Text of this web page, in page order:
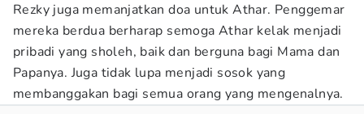
Rezky juga memanjatkan doa untuk Athar. Penggemar
mereka berdua berharap semoga Athar kelak menjadi
pribadi yang sholeh, baik dan berguna bagi Mama dan
Papanya. Juga tidak lupa menjadi sosok yang
membanggakan bagi semua orang yang mengenalnya.